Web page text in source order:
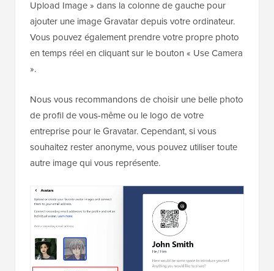
Upload Image » dans la colonne de gauche pour
ajouter une image Gravatar depuis votre ordinateur.
Vous pouvez également prendre votre propre photo
en temps réel en cliquant sur le bouton « Use Camera
».
Nous vous recommandons de choisir une belle photo
de profil de vous-même ou le logo de votre
entreprise pour le Gravatar. Cependant, si vous
souhaitez rester anonyme, vous pouvez utiliser toute
autre image qui vous représente.